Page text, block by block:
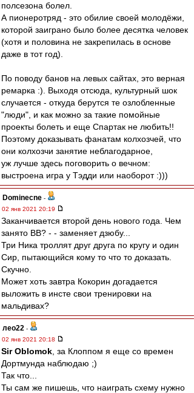
полсезона болел.
А пионеротряд - это обилие своей молодёжи,
которой заиграно было более десятка человек
(хотя и половина не закрепилась в основе
даже в тот год).
По поводу банов на левых сайтах, это верная
ремарка :). Выходя отсюда, культурный шок
случается - откуда берутся те озлобленные
"люди", и как можно за такие помойные
проекты болеть и еще Спартак не любить!!
Поэтому доказывать фанатам колхозчей, что
они колхозчи занятие неблагодарное,
уж лучше здесь поговорить о вечном:
выстроена игра у Тэдди или наоборот :)))
Dominecne -
02 янв 2021 20:19
Заканчивается второй день нового года. Чем
занято ВВ? - - заменяет дзюбу...
Три Ника троллят друг друга по кругу и один
Сир, пытающийся кому то что то доказать.
Скучно.
Может хоть завтра Кокорин догадается
выложить в инсте свои тренировки на
мальдивах?
лео22 -
02 янв 2021 20:18
Sir Oblomok , за Клоппом я еще со времен
Дортмунда наблюдаю ;)
Так что...
Ты сам же пишешь, что наиграть схему нужно